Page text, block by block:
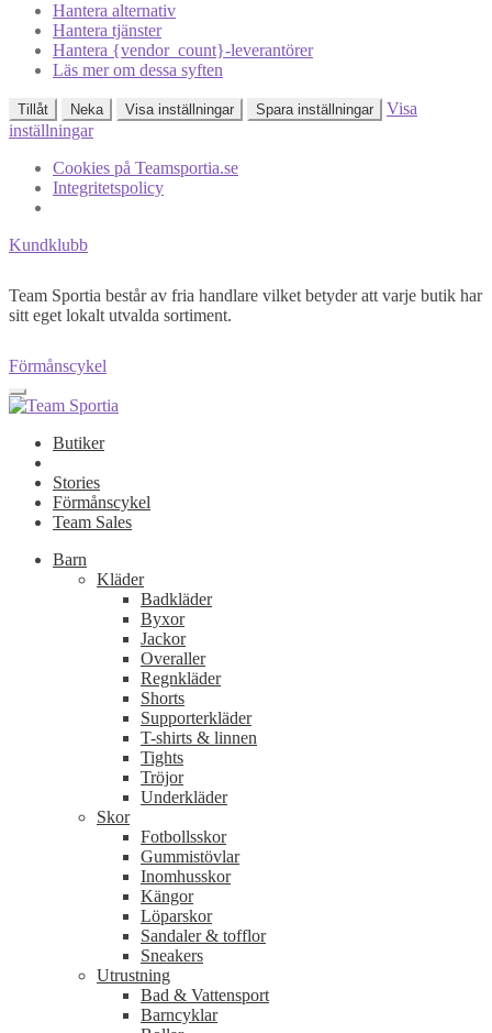
Hantera alternativ
Hantera tjänster
Hantera {vendor_count}-leverantörer
Läs mer om dessa syften
Tillåt Neka Visa inställningar Spara inställningar
Visa
inställningar
Cookies på Teamsportia.se
Integritetspolicy
Kundklubb
Team Sportia består av fria handlare vilket betyder att varje butik har
sitt eget lokalt utvalda sortiment.
Förmånscykel
Butiker
Stories
Förmånscykel
Team Sales
Barn
Kläder
Badkläder
Byxor
Jackor
Overaller
Regnkläder
Shorts
Supporterkläder
T-shirts & linnen
Tights
Tröjor
Underkläder
Skor
Fotbollsskor
Gummistövlar
Inomhusskor
Kängor
Löparskor
Sandaler & tofflor
Sneakers
Utrustning
Bad & Vattensport
Barncyklar